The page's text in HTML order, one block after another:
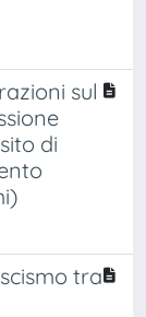
sul
di
tra